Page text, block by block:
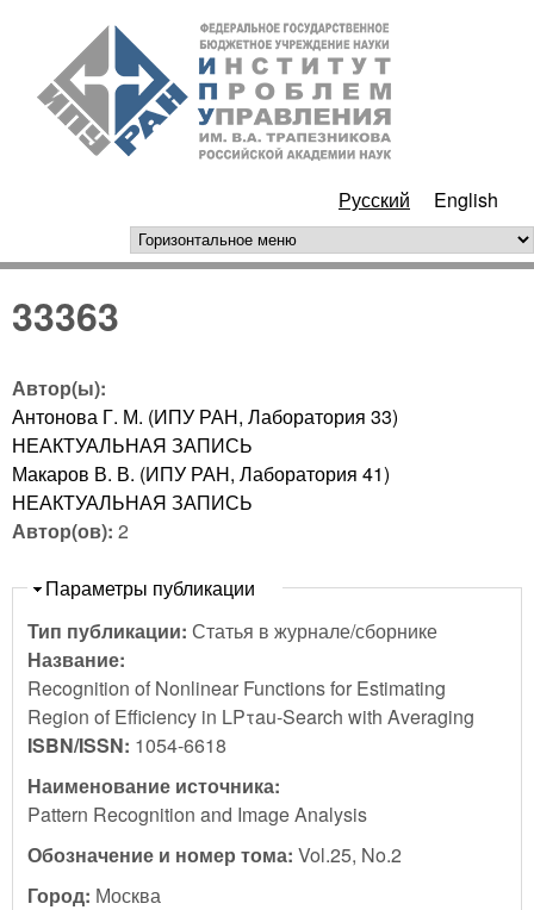
Перейти к основному
содержанию
РАН
Русский English
горизонтальное меню
33363
Автор(ы):
Антонова Г. М. (ИПУ РАН, Лаборатория 33)
НЕАКТУАЛЬНАЯ ЗАПИСЬ
Макаров В. В. (ИПУ РАН, Лаборатория 41)
НЕАКТУАЛЬНАЯ ЗАПИСЬ
Автор(ов): 2
Скрыть
Параметры публикации
Тип публикации: Статья в журнале/сборнике
Название:
Recognition of Nonlinear Functions for Estimating
Region of Efficiency in LPτau-Search with Averaging
ISBN/ISSN: 1054-6618
Наименование источника:
Pattern Recognition and Image Analysis
Обозначение и номер тома: Vol.25, No.2
Город: Москва